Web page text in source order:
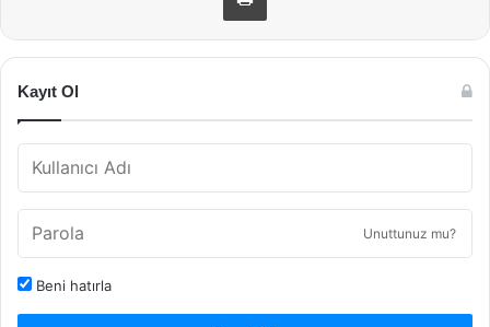
Kayıt Ol
Unuttunuz mu?
Beni hatırla